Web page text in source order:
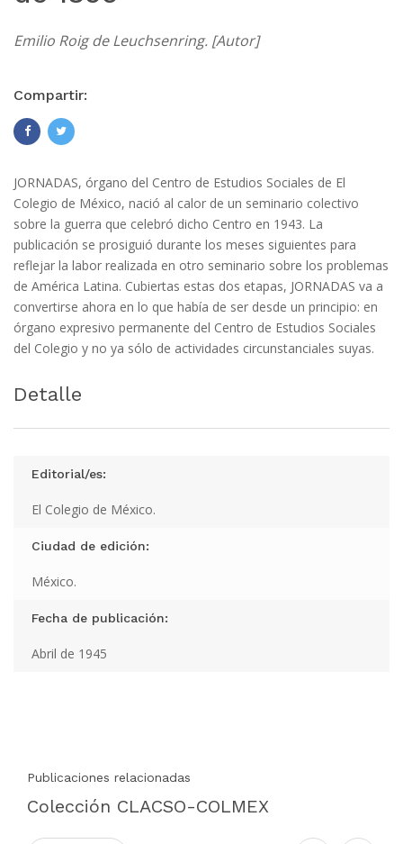
Emilio Roig de Leuchsenring. [Autor]
Compartir:
JORNADAS, órgano del Centro de Estudios Sociales de El
Colegio de México, nació al calor de un seminario colectivo
sobre la guerra que celebró dicho Centro en 1943. La
publicación se prosiguió durante los meses siguientes para
reflejar la labor realizada en otro seminario sobre los problemas
de América Latina. Cubiertas estas dos etapas, JORNADAS va a
convertirse ahora en lo que había de ser desde un principio: en
órgano expresivo permanente del Centro de Estudios Sociales
del Colegio y no ya sólo de actividades circunstanciales suyas.
Detalle
Editorial/es:
El Colegio de México.
Ciudad de edición:
México.
Fecha de publicación:
Abril de 1945
Publicaciones relacionadas
Colección CLACSO-COLMEX